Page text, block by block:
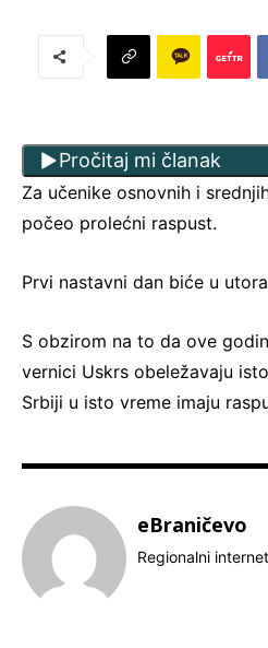
Pročitaj mi članak
Za učenike osnovnih i
počeo prolećni raspust.
Prvi nastavni dan biće u
S obzirom na to da ove
vernici Uskrs obeležavaju
Srbiji u isto vreme imaju
eBraničevo
Regionalni